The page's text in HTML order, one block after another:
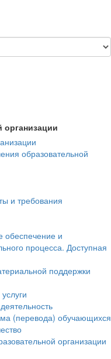
образовательной
и требования
обеспечение и
процесса. Доступная
поддержки
(перевода) обучающихся
организации